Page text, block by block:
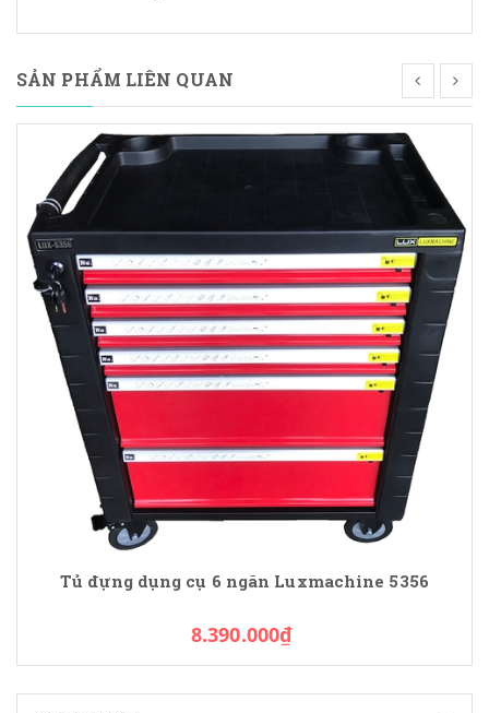
SẢN PHẨM LIÊN QUAN
Tủ đựng dụng cụ 6 ngăn Luxmachine 5356
8.390.000₫